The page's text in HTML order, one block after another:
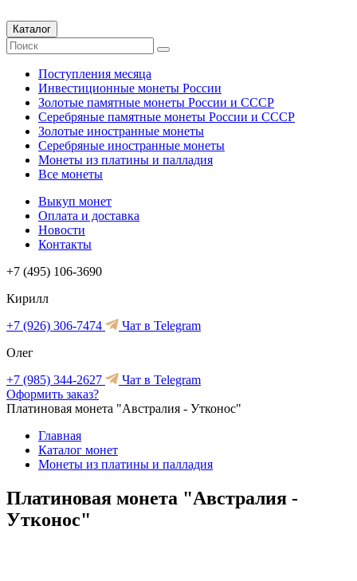
Каталог
Поступления месяца
Инвестиционные монеты России
Золотые памятные монеты России и СССР
Серебряные памятные монеты России и СССР
Золотые иностранные монеты
Серебряные иностранные монеты
Монеты из платины и палладия
Все монеты
Выкуп монет
Оплата и доставка
Новости
Контакты
+7 (495) 106-3690
Кирилл
+7 (926) 306-7474
Чат в Telegram
Олег
+7 (985) 344-2627
Чат в Telegram
Оформить заказ?
Платиновая монета "Австралия - Утконос"
Главная
Каталог монет
Монеты из платины и палладия
Платиновая монета "Австралия -
Утконос"